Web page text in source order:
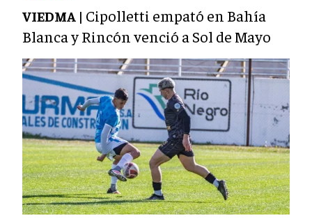
VIEDMA | Cipolletti empató en Bahía
Blanca y Rincón venció a Sol de Mayo